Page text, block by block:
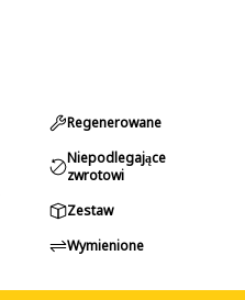
Regenerowane
Niepodlegające
zwrotowi
Zestaw
Wymienione